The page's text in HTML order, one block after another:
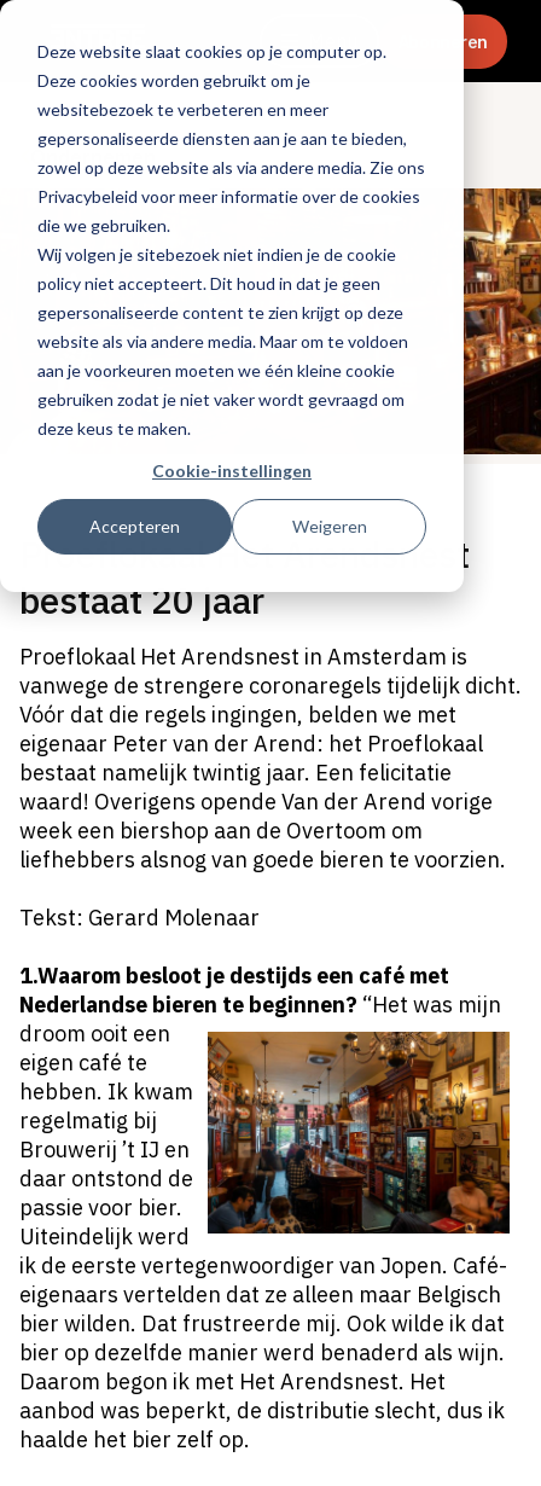
Deze website slaat cookies op je computer op.
Deze cookies worden gebruikt om je
websitebezoek te verbeteren en meer
gepersonaliseerde diensten aan je aan te bieden,
zowel op deze website als via andere media. Zie ons
Privacybeleid voor meer informatie over de cookies
die we gebruiken.
Wij volgen je sitebezoek niet indien je de cookie
policy niet accepteert. Dit houd in dat je geen
gepersonaliseerde content te zien krijgt op deze
website als via andere media. Maar om te voldoen
aan je voorkeuren moeten we één kleine cookie
gebruiken zodat je niet vaker wordt gevraagd om
deze keus te maken.
Cookie-instellingen
Accepteren Weigeren
Menu Abonneren
Ondernemen
Gepubliceerd op: 2 november 2021
Proeflokaal Het Arendsnest
bestaat 20 jaar
Proeflokaal Het Arendsnest in Amsterdam is
vanwege de strengere coronaregels tijdelijk dicht.
Vóór dat die regels ingingen, belden we met
eigenaar Peter van der Arend: het Proeflokaal
bestaat namelijk twintig jaar. Een felicitatie
waard! Overigens opende Van der Arend vorige
week een biershop aan de Overtoom om
liefhebbers alsnog van goede bieren te voorzien.
Tekst: Gerard Molenaar
1.Waarom besloot je destijds een café met
Nederlandse bieren te beginnen? “Het was mijn
droom ooit een
eigen café te
hebben. Ik kwam
regelmatig bij
Brouwerij ’t IJ en
daar ontstond de
passie voor bier.
Uiteindelijk werd
ik de eerste vertegenwoordiger van Jopen. Café-
eigenaars vertelden dat ze alleen maar Belgisch
bier wilden. Dat frustreerde mij. Ook wilde ik dat
bier op dezelfde manier werd benaderd als wijn.
Daarom begon ik met Het Arendsnest. Het
aanbod was beperkt, de distributie slecht, dus ik
haalde het bier zelf op.